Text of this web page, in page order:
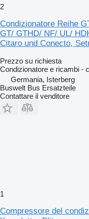
2
Condizionatore Reihe
GT/ GTHD/ NF/ UL/
Citaro und Conecto,
Prezzo su richiesta
Condizionatore e ricambi -
Germania, Isterberg
Buswelt Bus Ersatzteile
Contattare il venditore
1
Compressore del